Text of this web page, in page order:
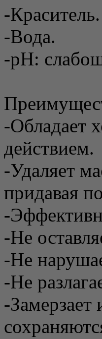
-Краситель.
-Вода.
-pH:
-Обладает
действием.
-Удаляет
придавая
-
-Не
-Не
-Не
-Замерзает